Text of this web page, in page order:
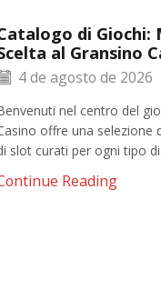
di Giochi:
al Gransino
4 de agosto de 2026
nel centro del
offre una selezione
slot curati per ogni tipo
Reading